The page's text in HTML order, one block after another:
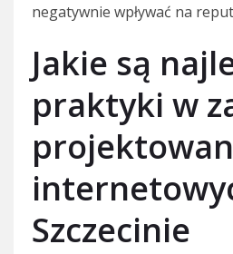
negatywnie wpływać na
Jakie są
praktyki w
Szczecinie